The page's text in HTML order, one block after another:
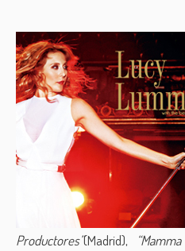
Productores”(Madrid),